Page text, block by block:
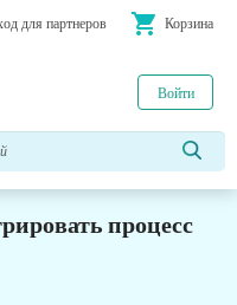
для партнеров shopping_cart Корзина
Войти
процесс